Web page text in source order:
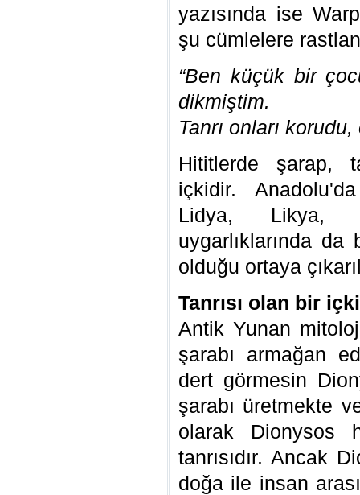
yazısında ise
şu cümlelere
“Ben küçük bir
dikmiştim.
Tanrı onları
Hititlerde şarap,
içkidir.
Lidya, Likya,
uygarlıklarında
olduğu ortaya
Tanrısı olan bir içki
Antik Yunan
şarabı armağan
dert görmesin
şarabı üretmekte
olarak Dionysos
tanrısıdır. Ancak
doğa ile insan